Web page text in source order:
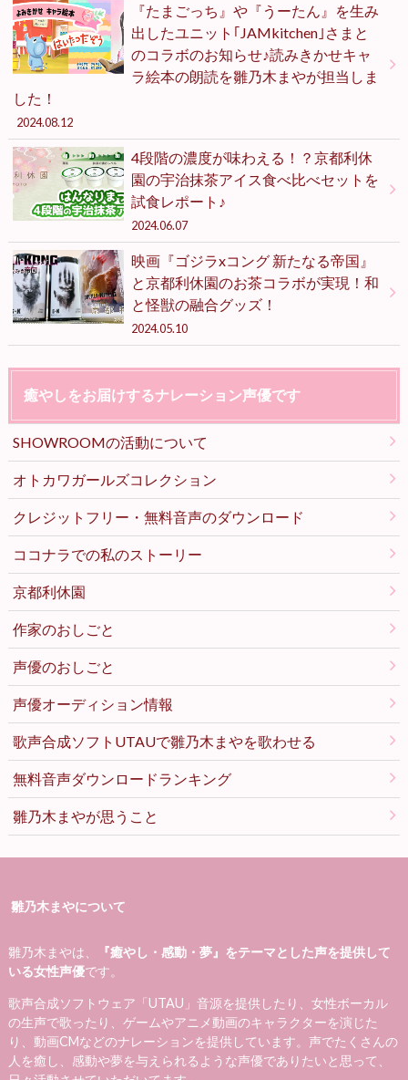
『たまごっち』や『うーたん』を生み
出したユニット｢JAMkitchen｣さまと
のコラボのお知らせ♪読みきかせキャ
ラ絵本の朗読を雛乃木まやが担当しま
した！
2024.08.12
4段階の濃度が味わえる！？京都利休
園の宇治抹茶アイス食べ比べセットを
試食レポート♪
2024.06.07
映画『ゴジラxコング 新たなる帝国』
と京都利休園のお茶コラボが実現！和
と怪獣の融合グッズ！
2024.05.10
癒やしをお届けするナレーション声優です
SHOWROOMの活動について
オトカワガールズコレクション
クレジットフリー・無料音声のダウンロード
ココナラでの私のストーリー
京都利休園
作家のおしごと
声優のおしごと
声優オーディション情報
歌声合成ソフトUTAUで雛乃木まやを歌わせる
無料音声ダウンロードランキング
雛乃木まやが思うこと
雛乃木まやについて
雛乃木まやは、
『癒やし・感動・夢』をテーマとした声を提供して
いる女性声優です。
歌声合成ソフトウェア「UTAU」音源を提供したり、女性ボーカル
の生声で歌ったり、ゲームやアニメ動画のキャラクターを演じた
り、動画CMなどのナレーションを提供しています。声でたくさんの
人を癒し、感動や夢を与えられるような声優でありたいと思って、